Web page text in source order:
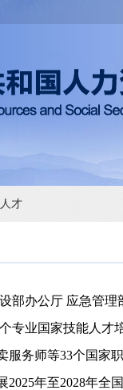
才
部办公厅 应急管
专业国家技能人才
服务师等33个国家
年至2028年全